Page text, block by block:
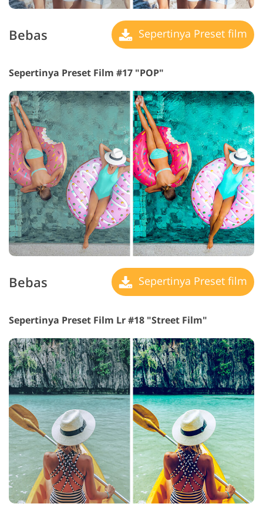
Bebas Sepertinya Preset film
Sepertinya Preset Film #17 "POP"
Bebas Sepertinya Preset film
Sepertinya Preset Film Lr #18 "Street Film"